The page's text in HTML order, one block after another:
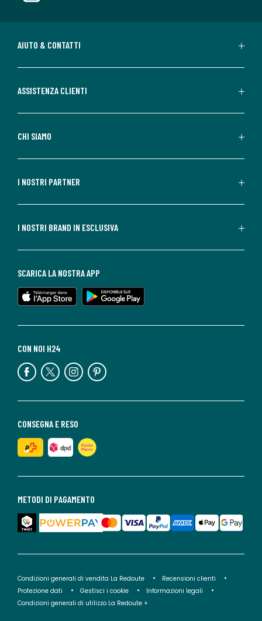
AIUTO & CONTATTI
ASSISTENZA CLIENTI
CHI SIAMO
I NOSTRI PARTNER
I NOSTRI BRAND IN ESCLUSIVA
METODI DI PAGAMENTO
CONSEGNA E RESO
CON NOI H24
SCARICA LA NOSTRA APP
Condizioni generali di vendita La Redoute
Recensioni clienti
Protezione dati
Gestisci i cookie
Informazioni legali
Condizioni generali di utilizzo La Redoute +